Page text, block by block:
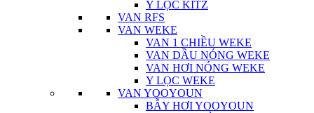
Y LỌC KITZ
VAN RFS
VAN WEKE
VAN 1 CHIỀU WEKE
VAN DẦU NÓNG WEKE
VAN HƠI NÓNG WEKE
Y LỌC WEKE
VAN YOOYOUN
BẪY HƠI YOOYOUN